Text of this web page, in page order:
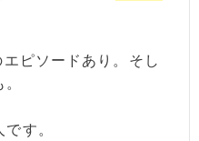
ピソードあり。そし
す。